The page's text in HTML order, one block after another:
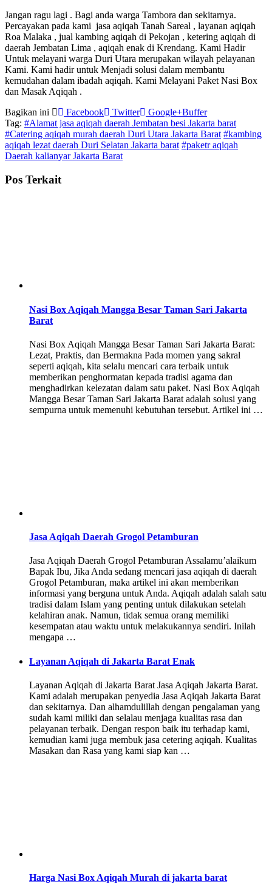
Jangan ragu lagi . Bagi anda warga Tambora dan sekitarnya.
Percayakan pada kami jasa aqiqah Tanah Sareal , layanan aqiqah
Roa Malaka , jual kambing aqiqah di Pekojan , ketering aqiqah di
daerah Jembatan Lima , aqiqah enak di Krendang. Kami Hadir
Untuk melayani warga Duri Utara merupakan wilayah pelayanan
Kami. Kami hadir untuk Menjadi solusi dalam membantu
kemudahan dalam ibadah aqiqah. Kami Melayani Paket Nasi Box
dan Masak Aqiqah .
Bagikan ini
Facebook Twitter Google+Buffer
Tag: #Alamat jasa aqiqah daerah Jembatan besi Jakarta barat
#Catering aqiqah murah daerah Duri Utara Jakarta Barat #kambing
aqiqah lezat daerah Duri Selatan Jakarta barat #paketr aqiqah
Daerah kalianyar Jakarta Barat
Pos Terkait
Nasi Box Aqiqah Mangga Besar Taman Sari Jakarta
Barat
Nasi Box Aqiqah Mangga Besar Taman Sari Jakarta Barat:
Lezat, Praktis, dan Bermakna Pada momen yang sakral
seperti aqiqah, kita selalu mencari cara terbaik untuk
memberikan penghormatan kepada tradisi agama dan
menghadirkan kelezatan dalam satu paket. Nasi Box Aqiqah
Mangga Besar Taman Sari Jakarta Barat adalah solusi yang
sempurna untuk memenuhi kebutuhan tersebut. Artikel ini …
Jasa Aqiqah Daerah Grogol Petamburan
Jasa Aqiqah Daerah Grogol Petamburan Assalamu’alaikum
Bapak Ibu, Jika Anda sedang mencari jasa aqiqah di daerah
Grogol Petamburan, maka artikel ini akan memberikan
informasi yang berguna untuk Anda. Aqiqah adalah salah satu
tradisi dalam Islam yang penting untuk dilakukan setelah
kelahiran anak. Namun, tidak semua orang memiliki
kesempatan atau waktu untuk melakukannya sendiri. Inilah
mengapa …
Layanan Aqiqah di Jakarta Barat Enak
Layanan Aqiqah di Jakarta Barat Jasa Aqiqah Jakarta Barat.
Kami adalah merupakan penyedia Jasa Aqiqah Jakarta Barat
dan sekitarnya. Dan alhamdulillah dengan pengalaman yang
sudah kami miliki dan selalau menjaga kualitas rasa dan
pelayanan terbaik. Dengan respon baik itu terhadap kami,
kemudian kami juga membuk jasa cetering aqiqah. Kualitas
Masakan dan Rasa yang kami siap kan …
Harga Nasi Box Aqiqah Murah di jakarta barat